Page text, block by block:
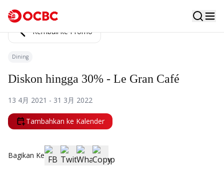
Kembali ke Promo
Dining
Diskon hingga 30% - Le Gran Café
13 4月 2021 - 31 3月 2022
Tambahkan ke Kalender
Bagikan Ke